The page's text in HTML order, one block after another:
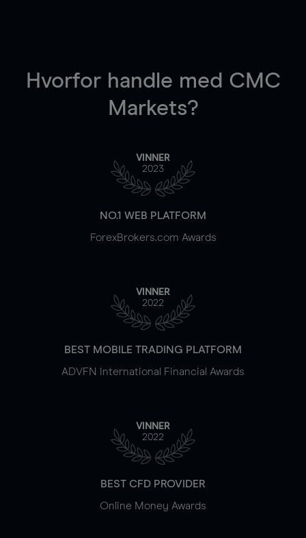
Hvorfor handle med CMC
Markets?
VINNER
2023
NO.1 WEB PLATFORM
ForexBrokers.com Awards
VINNER
2022
BEST MOBILE TRADING PLATFORM
ADVFN International Financial Awards
VINNER
2022
BEST CFD PROVIDER
Online Money Awards